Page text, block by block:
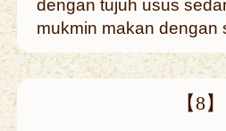
dengan tujuh usus
mukmin makan dengan
【8】